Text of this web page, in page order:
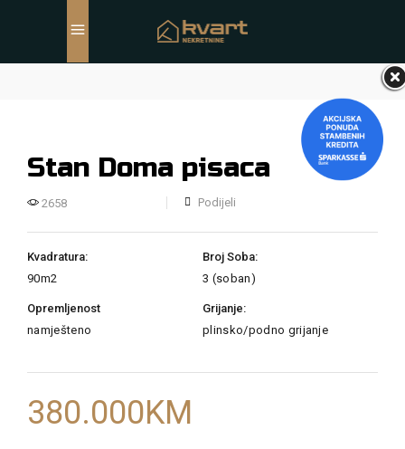
Stan Doma pisaca
2658 Podijeli
Kvadratura:
90m2
Broj Soba:
3 (soban)
Opremljenost
namješteno
Grijanje:
plinsko/podno grijanje
380.000KM